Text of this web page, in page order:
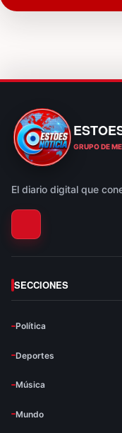
GRUPO DE
El diario digital que
SECCIONES
Política
Deportes
Música
Mundo